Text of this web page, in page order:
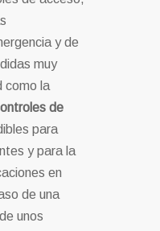
y de
muy
como la
de
para
y para la
en
de una
unos